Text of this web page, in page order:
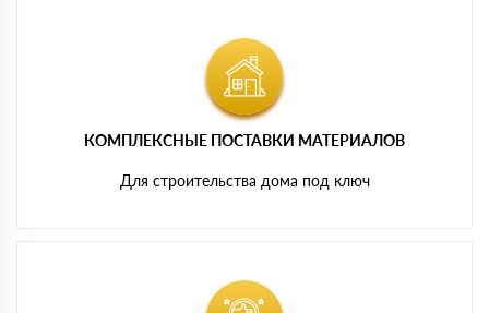
КОМПЛЕКСНЫЕ ПОСТАВКИ МАТЕРИАЛОВ
Для строительства дома под ключ